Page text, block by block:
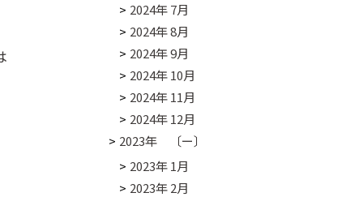
2024年 7月
2024年 8月
2024年 9月
2024年 10月
2024年 11月
2024年 12月
2023年 〔ー〕
2023年 1月
2023年 2月